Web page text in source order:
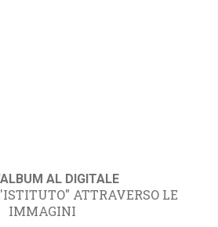
AL DIGITALE
ATTRAVERSO LE
IMMAGINI